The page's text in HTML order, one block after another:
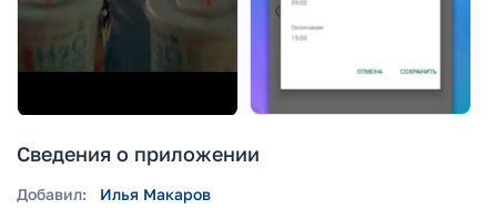
Сведения о приложении
Добавил:
Илья Макаров